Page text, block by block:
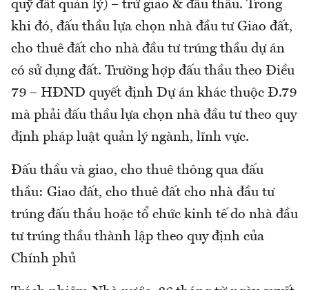
quỹ đất quản lý) – trừ giao & đấu thầu. Trong
khi đó, đấu thầu lựa chọn nhà đầu tư Giao đất,
cho thuê đất cho nhà đầu tư trúng thầu dự án
có sử dụng đất. Trường hợp đấu thầu theo Điều
79 – HĐND quyết định Dự án khác thuộc Đ.79
mà phải đấu thầu lựa chọn nhà đầu tư theo quy
định pháp luật quản lý ngành, lĩnh vực.
Đấu thầu và giao, cho thuê thông qua đấu
thầu: Giao đất, cho thuê đất cho nhà đầu tư
trúng đấu thầu hoặc tổ chức kinh tế do nhà đầu
tư trúng thầu thành lập theo quy định của
Chính phủ